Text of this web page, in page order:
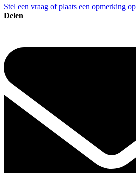
Stel een vraag of plaats een opmerking
Delen